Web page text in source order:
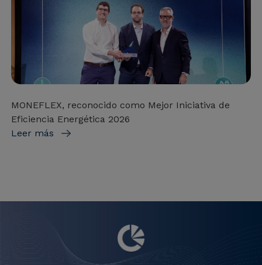
MONEFLEX, reconocido como Mejor Iniciativa de
Eficiencia Energética 2026
Leer más